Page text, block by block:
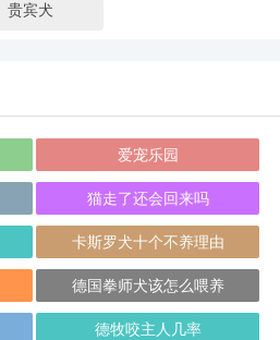
贵宾犬
爱宠乐园
猫走了还会回来吗
卡斯罗犬十个不养理由
德国拳师犬该怎么喂养
德牧咬主人几率